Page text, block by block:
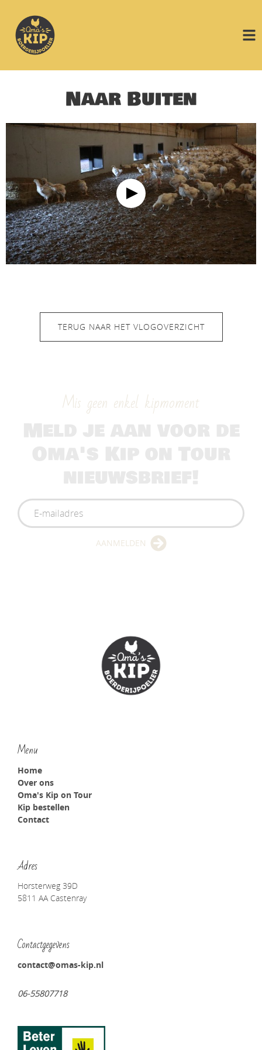
Naar Buiten
TERUG NAAR HET VLOGOVERZICHT
Mis geen enkel kipmoment
AANMELDEN
Menu
Home
Over ons
Oma's Kip on Tour
Kip bestellen
Contact
Adres
Horsterweg 39D
5811 AA Castenray
Contactgegevens
contact@omas-kip.nl
06-55807718